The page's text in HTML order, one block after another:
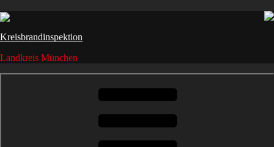
zum
Kreisbrandinspektion
Landkreis München